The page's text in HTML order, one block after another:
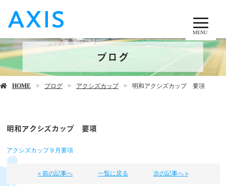
MENU
ブログ
HOME ブログ アクシズカップ 明和アクシズカップ 要項
明和アクシズカップ 要項
アクシズカップ９月要項
« 前の記事へ 一覧に戻る 次の記事へ »